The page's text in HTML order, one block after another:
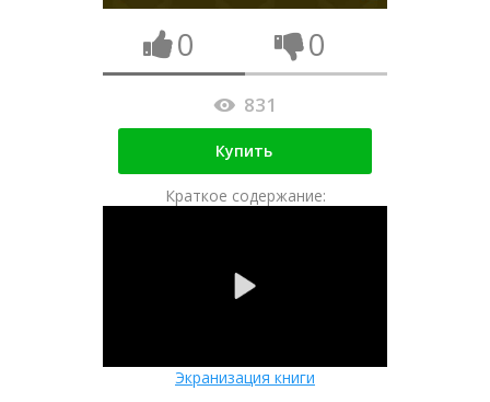
0 0
831
Купить
Краткое содержание:
Экранизация книги